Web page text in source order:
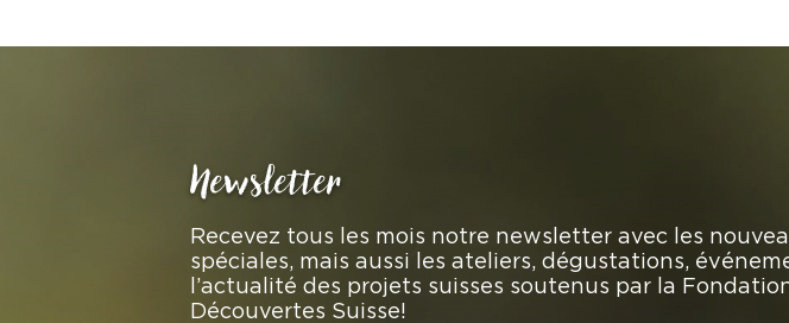
Newsletter
Recevez tous les mois notre newsletter avec les
spéciales, mais aussi les ateliers, dégustations,
l’actualité des projets suisses soutenus par la
Découvertes Suisse!